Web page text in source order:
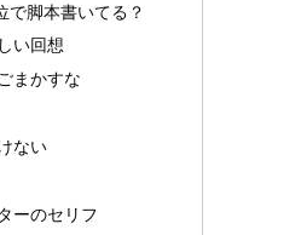
で脚本書いてる？
い回想
まかすな
ない
ーのセリフ